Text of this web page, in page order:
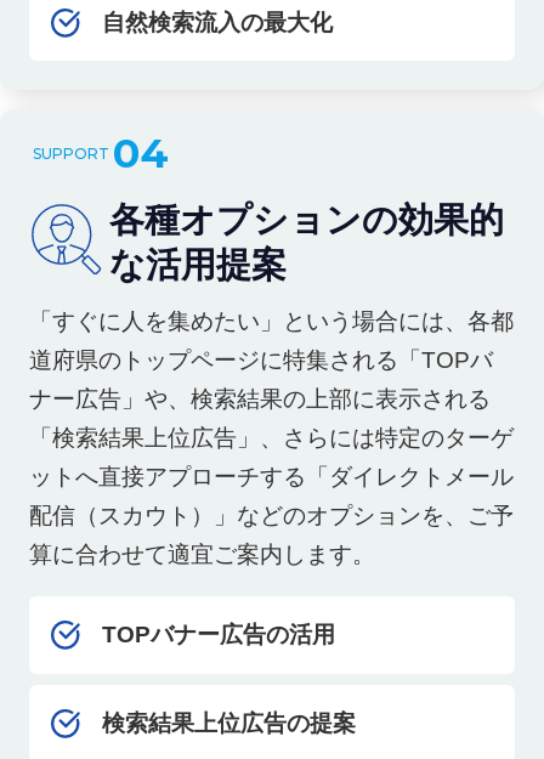
自然検索流入の最大化
04
各種オプションの効果的
な活用提案
「すぐに人を集めたい」という場合には、各都
道府県のトップページに特集される「TOPバ
ナー広告」や、検索結果の上部に表示される
「検索結果上位広告」、さらには特定のターゲ
ットへ直接アプローチする「ダイレクトメール
配信（スカウト）」などのオプションを、ご予
算に合わせて適宜ご案内します。
TOPバナー広告の活用
検索結果上位広告の提案